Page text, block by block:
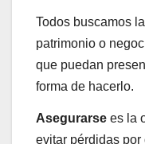
Todos buscamos
patrimonio o
que puedan
forma de hacerlo.
Asegurarse es la
evitar pérdidas